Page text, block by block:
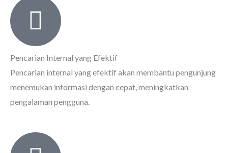
Pencarian Internal yang Efektif
Pencarian internal yang efektif akan membantu pengunjung
menemukan informasi dengan cepat, meningkatkan
pengalaman pengguna.